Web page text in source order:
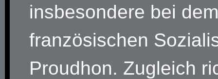
insbesondere bei dem
französischen
Proudhon. Zugleich